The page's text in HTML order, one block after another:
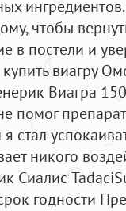
чтобы
в постели и
виагру
Виагра
помог
стал
никого
Сиалис
годности